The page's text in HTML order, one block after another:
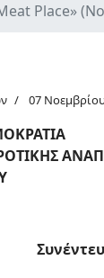
Place»
07